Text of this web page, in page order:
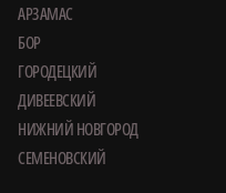
АРЗАМАС
БОР
ГОРОДЕЦКИЙ
ДИВЕЕВСКИЙ
НИЖНИЙ НОВГОРОД
СЕМЕНОВСКИЙ